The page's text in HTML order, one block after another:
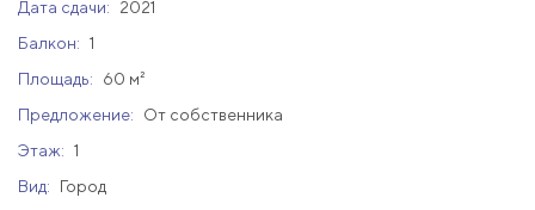
Дата сдачи:
2021
Балкон: 1
Площадь:
60 м²
Предложение:
От собственника
Этаж: 1
Вид:
Город